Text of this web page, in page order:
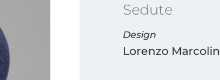
Sedute
Design
Lorenzo Marcolin